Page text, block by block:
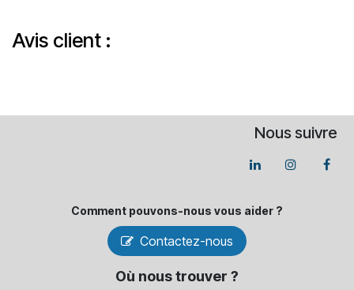
Avis client :
Nous suivre
Comment pouvons-​nous vous aider ?
Contactez-nous
Où nous trouver ?